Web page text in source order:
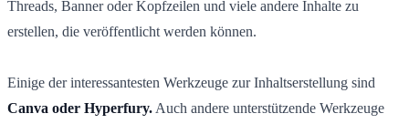
Threads, Banner oder Kopfzeilen und viele andere Inhalte zu
erstellen, die veröffentlicht werden können.
Einige der interessantesten Werkzeuge zur Inhaltserstellung sind
Canva oder Hyperfury. Auch andere unterstützende Werkzeuge